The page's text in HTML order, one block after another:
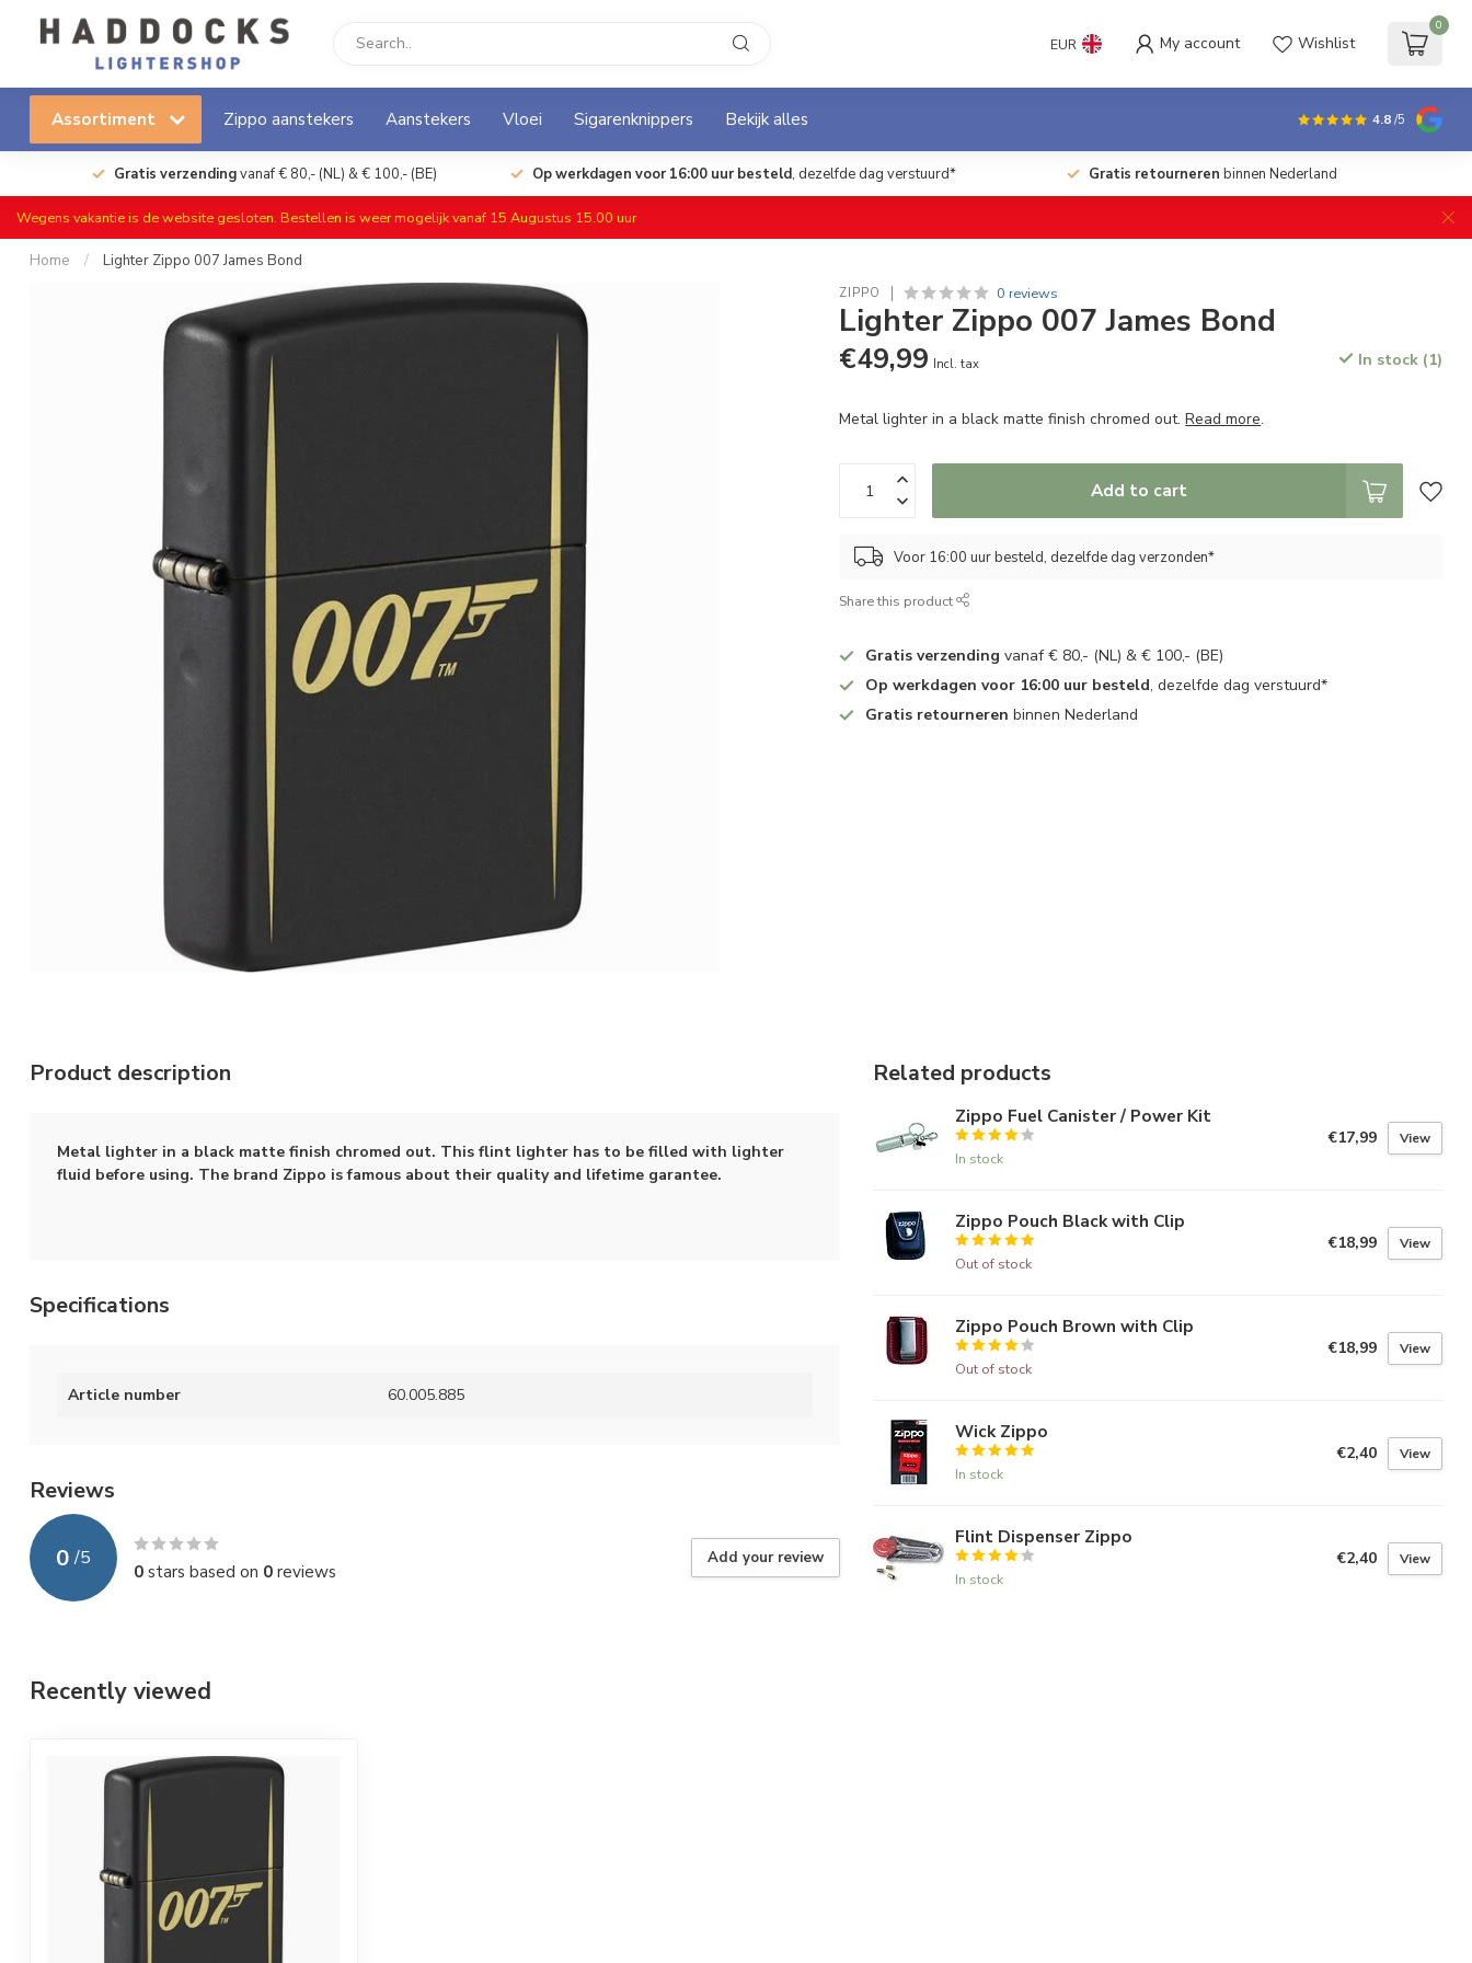
EUR My account Wishlist
0
Assortiment Zippo aanstekers Aanstekers Vloei Sigarenknippers Bekijk alles 4.8/5
Gratis verzendingvanaf € 80,- (NL) & € 100,- (BE) Op werkdagen voor 16:00 uur besteld, dezelfde dag verstuurd* Gratis retourneren binnen Nederland
Wegens vakantie is de website gesloten. Bestellen is weer mogelijk vanaf 15 Augustus 15.00 uur
Home / Lighter Zippo 007 James Bond
ZIPPO 0 reviews
Lighter Zippo 007 James Bond
€49,99 Incl. tax In stock (1)
Metal lighter in a black matte finish chromed out.Read more.
Add to cart
Voor 16:00 uur besteld, dezelfde dag verzonden*
Share this product
Gratis verzendingvanaf € 80,- (NL) & € 100,- (BE)
Op werkdagen voor 16:00 uur besteld, dezelfde dag verstuurd*
Gratis retourneren binnen Nederland
Product description
Metal lighter in a black matte finish chromed out. This flint lighter has to be filled with lighter
fluid before using. The brand Zippo is famous about their quality and lifetime garantee.
Specifications
Article number 60.005.885
Reviews
0 /5
0stars based on 0reviews
Add your review
Related products
Zippo Fuel Canister / Power Kit
In stock
€17,99 View
Zippo Pouch Black with Clip
Out of stock
€18,99 View
Zippo Pouch Brown with Clip
Out of stock
€18,99 View
Wick Zippo
In stock
€2,40 View
Flint Dispenser Zippo
In stock
€2,40 View
Recently viewed